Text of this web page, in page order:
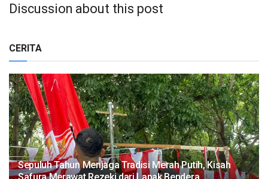
Discussion about this post
CERITA
Sepuluh Tahun Menjaga Tradisi Merah Putih, Kisah